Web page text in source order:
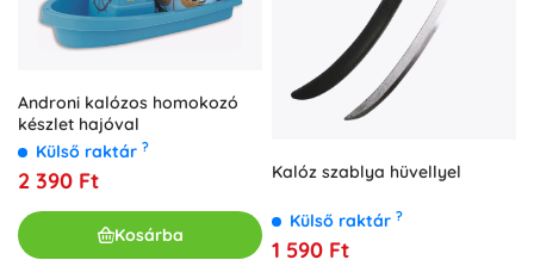
Androni kalózos homokozó
készlet hajóval
Külső raktár ?
2 390 Ft
Kosárba
Kalóz szablya hüvellyel
Külső raktár ?
1 590 Ft